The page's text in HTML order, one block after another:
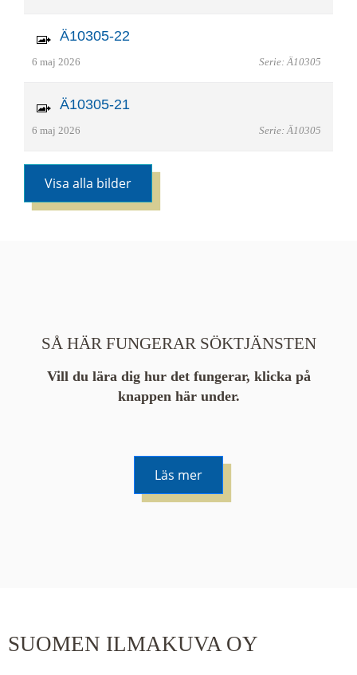
Ä10305-22
6 maj 2026 Serie: Ä10305
Ä10305-21
6 maj 2026 Serie: Ä10305
Visa alla bilder
SÅ HÄR FUNGERAR SÖKTJÄNSTEN
Vill du lära dig hur det fungerar, klicka på
knappen här under.
Läs mer
hålla ned ctrl-tangenten och scrolla.
SUOMEN ILMAKUVA OY